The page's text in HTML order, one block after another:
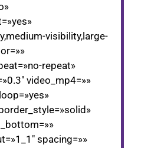
visibility,large-
repeat»
video_mp4=»»
spacing=»»